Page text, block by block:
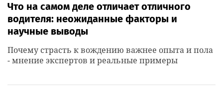
Что на самом деле отличает отличного
водителя: неожиданные факторы и
научные выводы
Почему страсть к вождению важнее опыта и пола
- мнение экспертов и реальные примеры